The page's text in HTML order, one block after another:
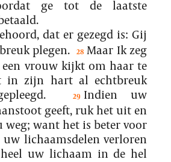
ge tot de laatste
dat er gezegd is: Gij
plegen.
28 Maar Ik zeg
vrouw kijkt om haar te
in zijn hart al echtbreuk
29 Indien uw
geeft, ruk het uit en
weg; want het is beter voor
uw lichaamsdelen verloren
uw lichaam in de hel